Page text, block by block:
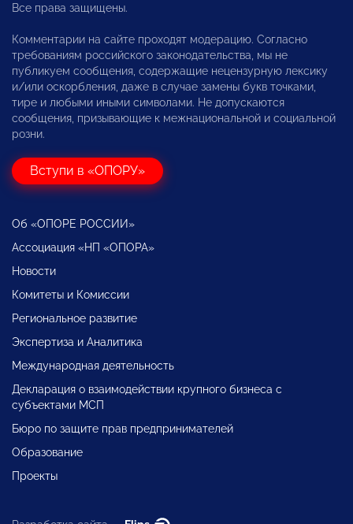
Все права защищены.
Комментарии на сайте проходят модерацию. Согласно
требованиям российского законодательства, мы не
публикуем сообщения, содержащие нецензурную лексику
и/или оскорбления, даже в случае замены букв точками,
тире и любыми иными символами. Не допускаются
сообщения, призывающие к межнациональной и социальной
розни.
Вступи в «ОПОРУ»
Об «ОПОРЕ РОССИИ»
Ассоциация «НП «ОПОРА»
Новости
Комитеты и Комиссии
Региональное развитие
Экспертиза и Аналитика
Международная деятельность
Декларация о взаимодействии крупного бизнеса с
субъектами МСП
Бюро по защите прав предпринимателей
Образование
Проекты